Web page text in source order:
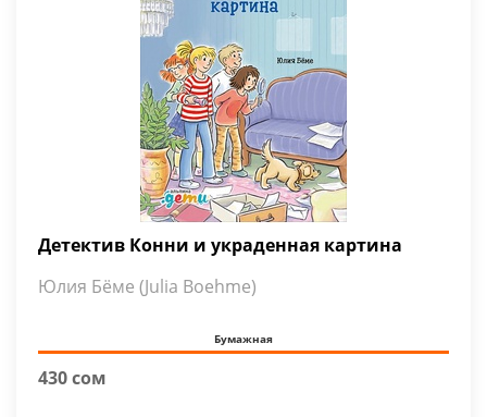
Детектив Конни и украденная картина
Юлия Бёме (Julia Boehme)
Бумажная
430 сом